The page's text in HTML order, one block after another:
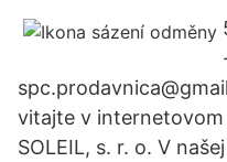
vitajte v
SOLEIL, s. r. o. V